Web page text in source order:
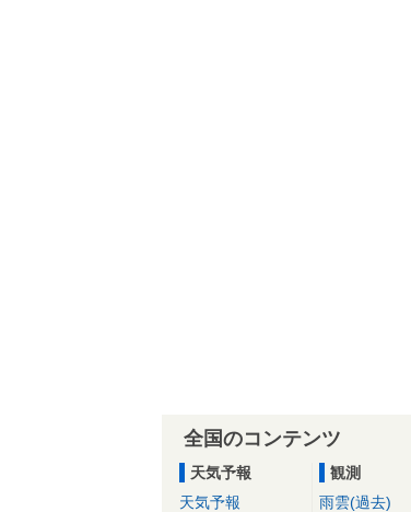
全国のコンテンツ
天気予報
天気予報
観測
雨雲(過去)